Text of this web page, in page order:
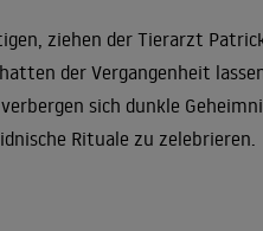
ziehen der Tierarzt
der Vergangenheit
sich dunkle
Rituale zu zelebrieren.